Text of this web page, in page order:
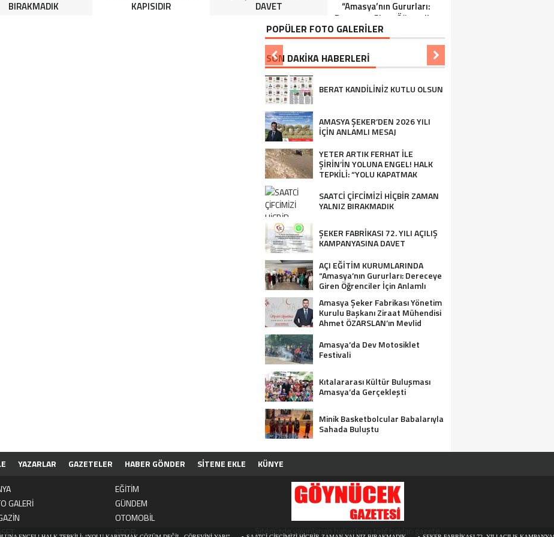
BIRAKMADIK
KAPISIDIR
DAVET
“Amasya’nın Gururları:
Dereceye Giren Öğrenciler
İçin Anlamlı Tören”
POPÜLER FOTO GALERİLER
SON DAKİKA HABERLERİ
BERAT KANDİLİNİZ KUTLU OLSUN
AMASYA ŞEKER’DEN 2026 YILI
İÇİN ANLAMLI MESAJ
YETER ARTIK FERHAT İLE
ŞİRİN’İN YOLUNA ENGEL! HALK
TEPKİLİ: “YOLU KAPATMAK
SAATCİ ÇİFCİMİZİ HİÇBİR ZAMAN
YALNIZ BIRAKMADIK
ŞEKER FABRİKASI 72. YILI AÇILIŞ
KAMPANYASINA DAVET
AÇI EĞİTİM KURUMLARINDA
“Amasya’nın Gururları: Dereceye
Giren Öğrenciler İçin Anlamlı
Amasya Şeker Fabrikası Yönetim
Kurulu Başkanı Ziraat Mühendisi
Ahmet ÖZARSLAN’ın Mevlid
Amasya’da Dev Motosiklet
Festivali
Kıtalararası Kültür Buluşması
Amasya’da Gerçekleşti
Minik Basketbolcular Babalarıyla
Sahada Buluştu
YAZARLAR GAZETELER HABER GÖNDER SİTENE EKLE
KÜNYE
EĞİTİM
GALERİ
GÜNDEM
OTOMOBİL
SPOR Sitemizde yayınlanan haberlerin telif hakları gazete